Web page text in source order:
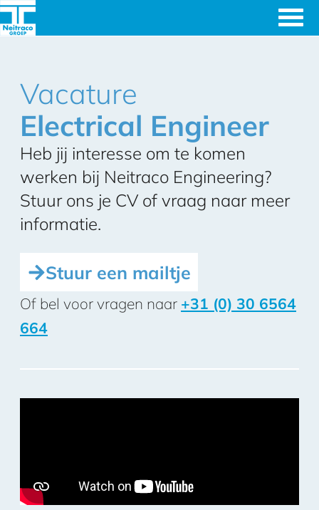
Engineering
& Machinefabriek
Vacature
Electrical Engineer
Heb jij interesse om te komen
werken bij Neitraco Engineering?
Stuur ons je CV of vraag naar meer
informatie.
Stuur een mailtje
Of bel voor vragen naar +31 (0) 30 6564
664